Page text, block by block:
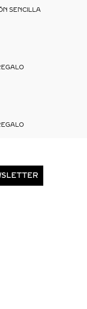
SENCILLA